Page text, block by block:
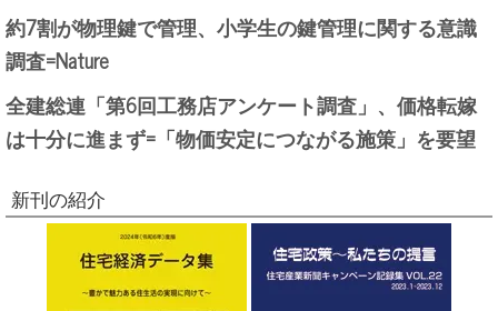
約7割が物理鍵で管理、小学生の鍵管理に関する意識
調査=Nature
全建総連「第6回工務店アンケート調査」、価格転嫁
は十分に進まず=「物価安定につながる施策」を要望
新刊の紹介